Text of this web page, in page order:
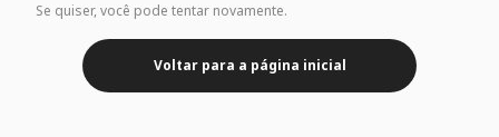
Se quiser, você pode tentar novamente.
Voltar para a página inicial